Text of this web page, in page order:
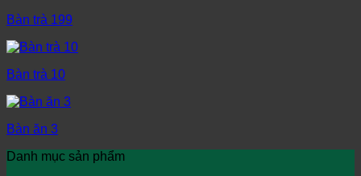
Bàn trà 199
Bàn trà 10
Bàn ăn 3
Danh mục sản phẩm